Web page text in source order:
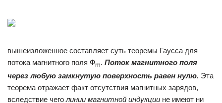
вышеизложенное составляет суть теоремы Гаусса для
потока магнитного поля Фm. Поток магнитного поля
через любую замкнутую поверхность равен нулю. Эта
теорема отражает факт отсутствия магнитных зарядов,
вследствие чего линии магнитной индукции не имеют ни